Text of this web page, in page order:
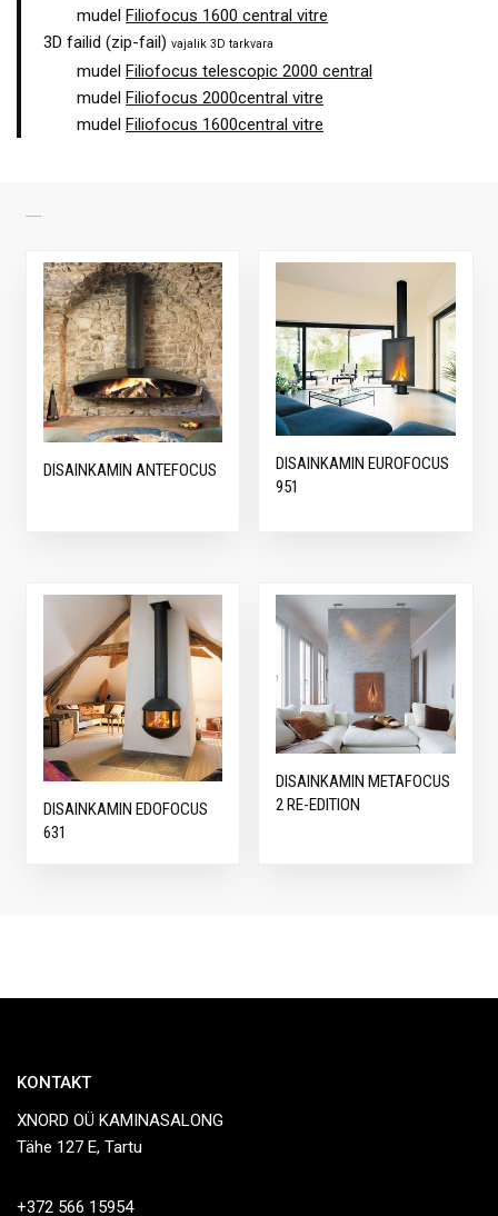
mudel Filiofocus 1600 central vitre
3D failid (zip-fail) vajalik 3D tarkvara
mudel Filiofocus telescopic 2000 central
mudel Filiofocus 2000central vitre
mudel Filiofocus 1600central vitre
DISAINKAMIN ANTEFOCUS
DISAINKAMIN EUROFOCUS
951
DISAINKAMIN EDOFOCUS
631
DISAINKAMIN METAFOCUS
2 RE-EDITION
KONTAKT
XNORD OÜ KAMINASALONG
Tähe 127 E, Tartu
+372 566 15954